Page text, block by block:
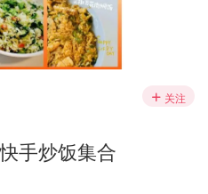
关注
手炒饭集合